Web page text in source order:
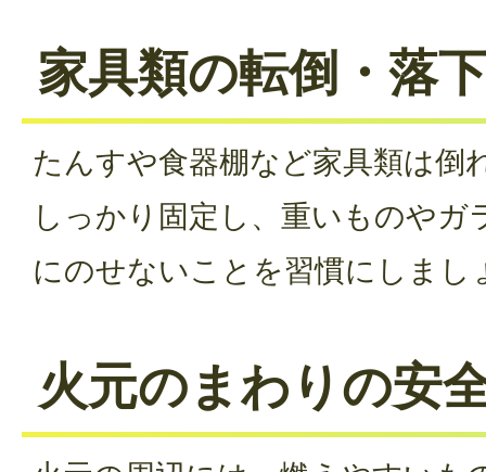
家具類の転倒・落
たんすや食器棚など家具類は倒
しっかり固定し、重いものやガ
にのせないことを習慣にしまし
火元のまわりの安